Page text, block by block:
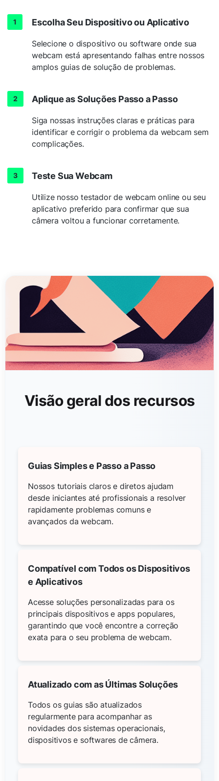
Escolha Seu Dispositivo ou Aplicativo
Selecione o dispositivo ou software onde sua
webcam está apresentando falhas entre nossos
amplos guias de solução de problemas.
Aplique as Soluções Passo a Passo
Siga nossas instruções claras e práticas para
identificar e corrigir o problema da webcam sem
complicações.
Teste Sua Webcam
Utilize nosso testador de webcam online ou seu
aplicativo preferido para confirmar que sua
câmera voltou a funcionar corretamente.
Visão geral dos recursos
Guias Simples e Passo a Passo
Nossos tutoriais claros e diretos ajudam
desde iniciantes até profissionais a resolver
rapidamente problemas comuns e
avançados da webcam.
Compatível com Todos os Dispositivos
e Aplicativos
Acesse soluções personalizadas para os
principais dispositivos e apps populares,
garantindo que você encontre a correção
exata para o seu problema de webcam.
Atualizado com as Últimas Soluções
Todos os guias são atualizados
regularmente para acompanhar as
novidades dos sistemas operacionais,
dispositivos e softwares de câmera.